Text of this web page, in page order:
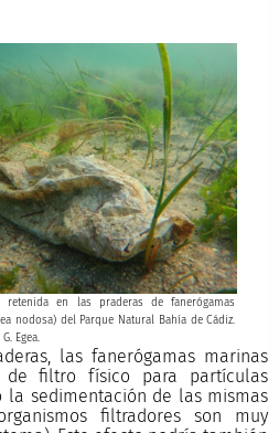
retenida en las praderas de fanerógamas
nodosa) del Parque Natural Bahía de Cádiz.
Egea.
las fanerógamas marinas
de filtro físico para partículas
la sedimentación de las mismas
filtradores son muy